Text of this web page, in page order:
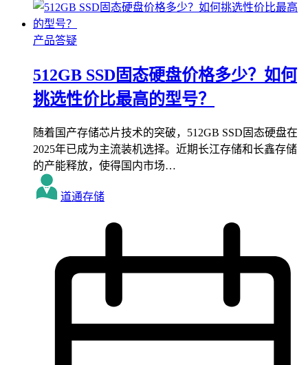
产品答疑
512GB SSD固态硬盘价格多少？如何
挑选性价比最高的型号？
随着国产存储芯片技术的突破，512GB SSD固态硬盘在
2025年已成为主流装机选择。近期长江存储和长鑫存储
的产能释放，使得国内市场…
道通存储